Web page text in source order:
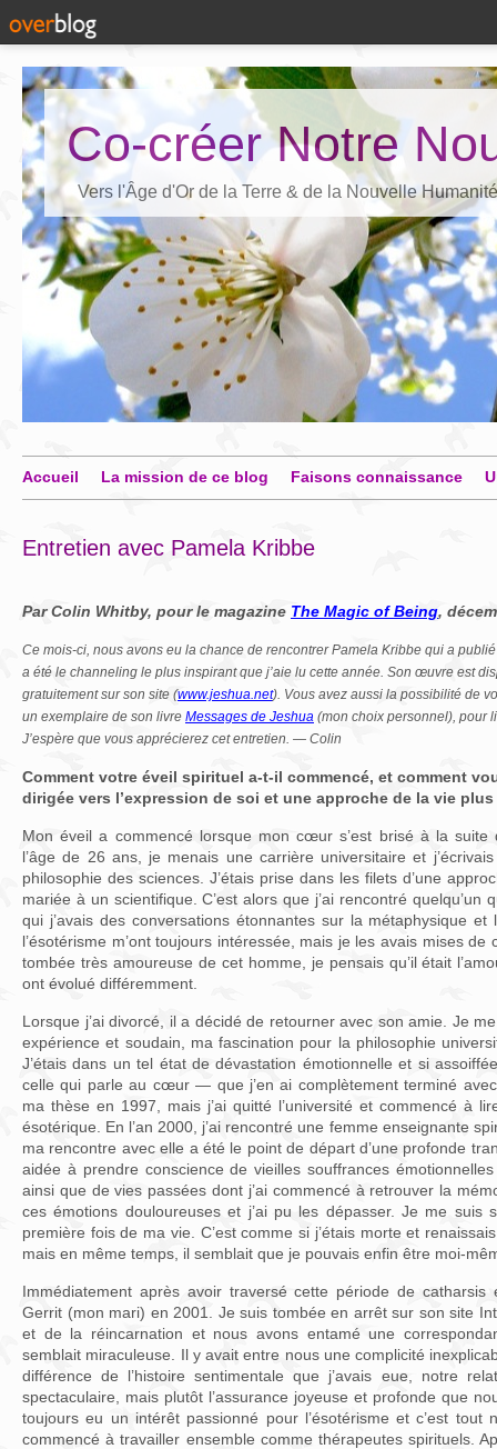
Co-créer Notre
Vers l'Âge d'Or de la Terre & de la Nouvelle Humanité
Accueil La mission de ce blog Faisons connaissance
Entretien avec Pamela Kribbe
Par Colin Whitby, pour le magazine The Magic of Being,
Ce mois-ci, nous avons eu la chance de rencontrer Pamela Kribbe qui a
a été le channeling le plus inspirant que j’aie lu cette année. Son œuvre est
gratuitement sur son site (www.jeshua.net). Vous avez aussi la possibilité de
un exemplaire de son livre Messages de Jeshua (mon choix personnel), pour
J’espère que vous apprécierez cet entretien. — Colin
Comment votre éveil spirituel a-t-il commencé, et comment
dirigée vers l’expression de soi et une approche de la vie
Mon éveil a commencé lorsque mon cœur s’est brisé à la suite
l’âge de 26 ans, je menais une carrière universitaire et
philosophie des sciences. J’étais prise dans les filets d’une
mariée à un scientifique. C’est alors que j’ai rencontré quelqu’un
qui j’avais des conversations étonnantes sur la métaphysique
l’ésotérisme m’ont toujours intéressée, mais je les avais mises
tombée très amoureuse de cet homme, je pensais qu’il était
ont évolué différemment.
Lorsque j’ai divorcé, il a décidé de retourner avec son amie. Je
expérience et soudain, ma fascination pour la philosophie
J’étais dans un tel état de dévastation émotionnelle et si
celle qui parle au cœur — que j’en ai complètement terminé avec
ma thèse en 1997, mais j’ai quitté l’université et commencé à
ésotérique. En l’an 2000, j’ai rencontré une femme enseignante
ma rencontre avec elle a été le point de départ d’une profonde
aidée à prendre conscience de vieilles souffrances
ainsi que de vies passées dont j’ai commencé à retrouver la
ces émotions douloureuses et j’ai pu les dépasser. Je me suis
première fois de ma vie. C’est comme si j’étais morte et
mais en même temps, il semblait que je pouvais enfin être moi-
Immédiatement après avoir traversé cette période de catharsis
Gerrit (mon mari) en 2001. Je suis tombée en arrêt sur son site
et de la réincarnation et nous avons entamé une
semblait miraculeuse. Il y avait entre nous une complicité
différence de l’histoire sentimentale que j’avais eue, notre
spectaculaire, mais plutôt l’assurance joyeuse et profonde que
toujours eu un intérêt passionné pour l’ésotérisme et c’est tout
commencé à travailler ensemble comme thérapeutes spirituels.